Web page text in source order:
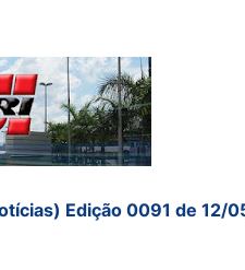
Edição 0091 de 12/